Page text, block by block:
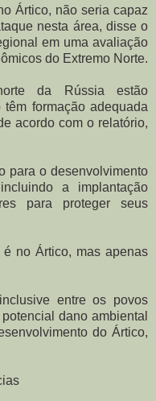
Ártico, não seria capaz
nesta área, disseo
em uma avaliação
do Extremo Norte.
da Rússia estão
têm formação adequada
acordo com o relatório,
para o desenvolvimento
a implantação
para proteger seus
é no Ártico, mas apenas
entre os povos
potencial dano ambiental
do Ártico,